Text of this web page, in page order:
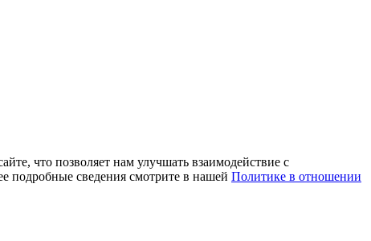
что позволяет нам улучшать взаимодействие с
подробные сведения смотрите в нашей Политике в отношении